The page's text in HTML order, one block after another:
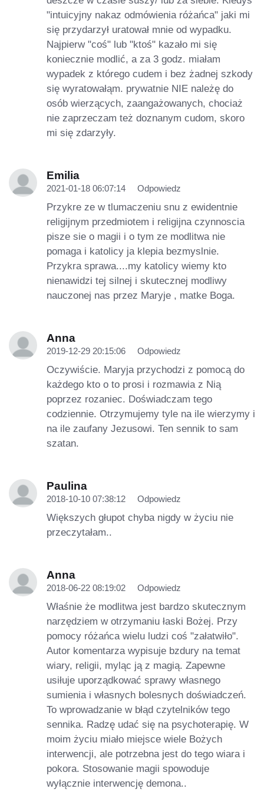
"intuicyjny nakaz odmówienia różańca" jaki mi
się przydarzył uratował mnie od wypadku.
Najpierw "coś" lub "ktoś" kazało mi się
koniecznie modlić, a za 3 godz. miałam
wypadek z którego cudem i bez żadnej szkody
się wyratowałąm. prywatnie NIE należę do
osób wierzących, zaangażowanych, chociaż
nie zaprzeczam też doznanym cudom, skoro
mi się zdarzyły.
Emilia
2021-01-18 06:07:14 Odpowiedz
Przykre ze w tlumaczeniu snu z ewidentnie
religijnym przedmiotem i religijna czynnoscia
pisze sie o magii i o tym ze modlitwa nie
pomaga i katolicy ja klepia bezmyslnie.
Przykra sprawa....my katolicy wiemy kto
nienawidzi tej silnej i skutecznej modliwy
nauczonej nas przez Maryje , matke Boga.
Anna
2019-12-29 20:15:06 Odpowiedz
Oczywiście. Maryja przychodzi z pomocą do
każdego kto o to prosi i rozmawia z Nią
poprzez rozaniec. Doświadczam tego
codziennie. Otrzymujemy tyle na ile wierzymy i
na ile zaufany Jezusowi. Ten sennik to sam
szatan.
Paulina
2018-10-10 07:38:12 Odpowiedz
Większych głupot chyba nigdy w życiu nie
przeczytałam..
Anna
2018-06-22 08:19:02 Odpowiedz
Właśnie że modlitwa jest bardzo skutecznym
narzędziem w otrzymaniu łaski Bożej. Przy
pomocy różańca wielu ludzi coś "załatwiło".
Autor komentarza wypisuje bzdury na temat
wiary, religii, myląc ją z magią. Zapewne
usiłuje uporządkować sprawy własnego
sumienia i własnych bolesnych doświadczeń.
To wprowadzanie w błąd czytelników tego
sennika. Radzę udać się na psychoterapię. W
moim życiu miało miejsce wiele Bożych
interwencji, ale potrzebna jest do tego wiara i
pokora. Stosowanie magii spowoduje
wyłącznie interwencję demona..